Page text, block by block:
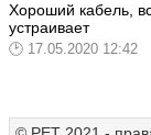
Хороший кабель,
устраивает
17.05.2020 12:42